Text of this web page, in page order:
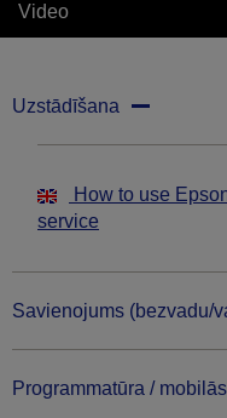
Video
Uzstādīšana
How to use
service
Savienojums (bezvadu/
Programmatūra /